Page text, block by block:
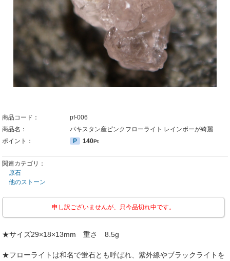
商品コード：
pf-006
商品名：
パキスタン産ピンクフローライト レインボーが綺麗
ポイント：
P 140Pt
関連カテゴリ：
原石
他のストーン
申し訳ございませんが、只今品切れ中です。
★サイズ29×18×13mm 重さ 8.5g
★フローライトは和名で蛍石とも呼ばれ、紫外線やブラックライトを